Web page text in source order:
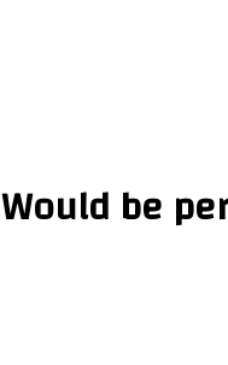
Would be